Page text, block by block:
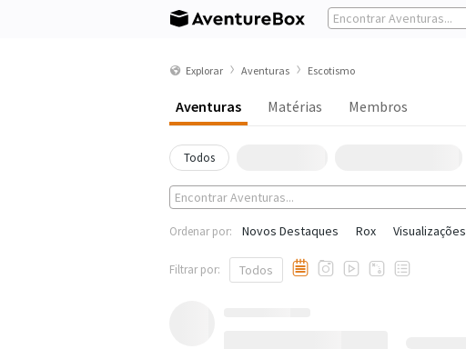
Explorar Aventuras Escotismo
Aventuras Matérias Membros
Todos
Ordenar por: Novos Destaques Rox Visualizações
Filtrar por: Todos